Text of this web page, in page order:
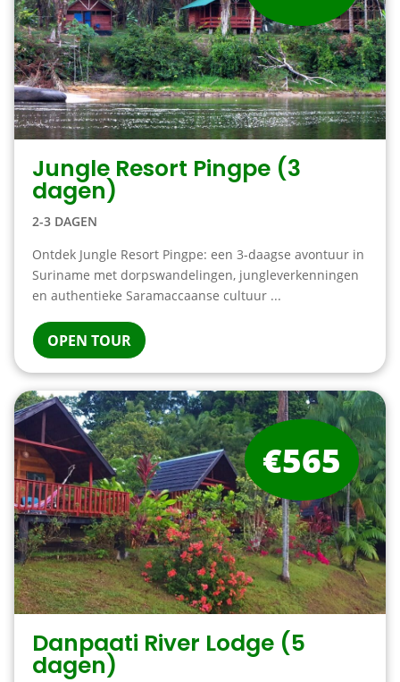
Jungle Resort Pingpe (3
dagen)
2-3 DAGEN
Ontdek Jungle Resort Pingpe: een 3-daagse avontuur in
Suriname met dorpswandelingen, jungleverkenningen
en authentieke Saramaccaanse cultuur ...
OPEN TOUR
Danpaati River Lodge (5
dagen)
€565